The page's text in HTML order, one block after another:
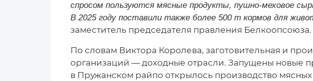
спросом пользуются мясные продукты, пушно-меховое
В 2025 году поставили также более 500 т кормов для
заместитель председателя правления Белкоопсоюза.
По словам Виктора Королева, заготовительная и
организаций — доходные отрасли. Запущены новые
в Пружанском райпо открылось производство